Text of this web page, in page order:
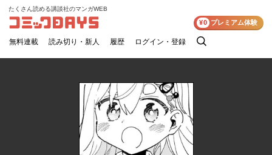
コミックDAYS
たくさん読める講談社のマンガWEB
無料連載 読み切り・新人 履歴 ログイン・登録
検
¥0 プレミアム体験